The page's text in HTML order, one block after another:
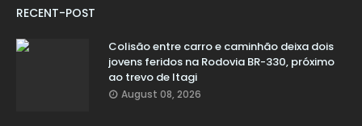
RECENT-POST
Colisão entre carro e caminhão deixa dois
jovens feridos na Rodovia BR-330, próximo
ao trevo de Itagi
August 08, 2026